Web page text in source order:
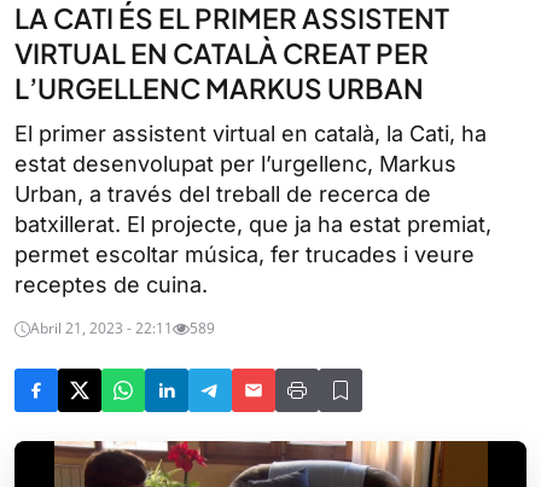
LA CATI ÉS EL PRIMER ASSISTENT
VIRTUAL EN CATALÀ CREAT PER
L’URGELLENC MARKUS URBAN
El primer assistent virtual en català, la Cati, ha
estat desenvolupat per l’urgellenc, Markus
Urban, a través del treball de recerca de
batxillerat. El projecte, que ja ha estat premiat,
permet escoltar música, fer trucades i veure
receptes de cuina.
Abril 21, 2023 - 22:11 589